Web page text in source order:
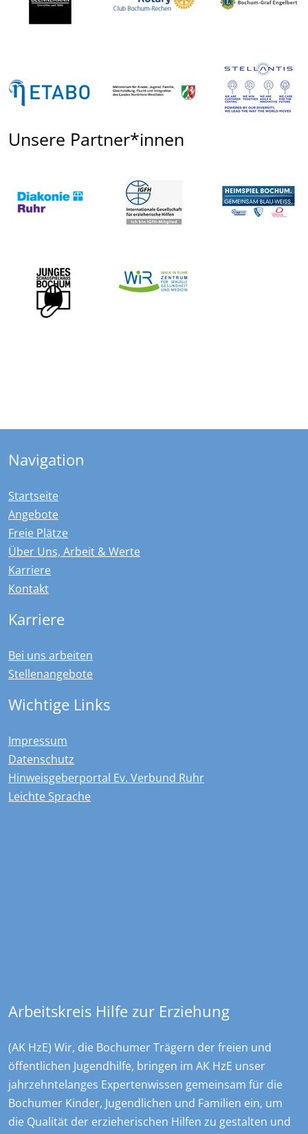
Unsere Partner*innen
Navigation
Startseite
Angebote
Freie Plätze
Über Uns, Arbeit & Werte
Karriere
Kontakt
Karriere
Bei uns arbeiten
Stellenangebote
Wichtige Links
Impressum
Datenschutz
Hinweisgeberportal Ev. Verbund Ruhr
Leichte Sprache
Arbeitskreis Hilfe zur Erziehung
(AK HzE) Wir, die Bochumer Trägern der freien und
öffentlichen Jugendhilfe, bringen im AK HzE unser
jahrzehntelanges Expertenwissen gemeinsam für die
Bochumer Kinder, Jugendlichen und Familien ein, um
die Qualität der erzieherischen Hilfen zu gestalten und